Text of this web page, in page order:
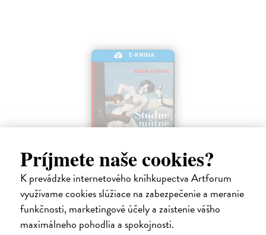
Príjmete naše cookies?
K prevádzke internetového kníhkupectva Artforum
využívame cookies slúžiace na zabezpečenie a meranie
funkčnosti, marketingové účely a zaistenie vášho
maximálneho pohodlia a spokojnosti.
E-KNIHA
Studne mútne
Getting Peter
| Elektronická kniha
Sú ikonickými postavami našej kultúry. Postavili im sochy a
pomenovali po nich ulice, majú svoje nespochybniteľné miesto v